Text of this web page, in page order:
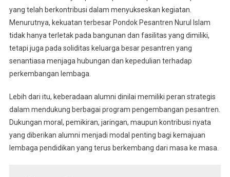
yang telah berkontribusi dalam menyukseskan kegiatan.
Menurutnya, kekuatan terbesar Pondok Pesantren Nurul Islam
tidak hanya terletak pada bangunan dan fasilitas yang dimiliki,
tetapi juga pada soliditas keluarga besar pesantren yang
senantiasa menjaga hubungan dan kepedulian terhadap
perkembangan lembaga.
Lebih dari itu, keberadaan alumni dinilai memiliki peran strategis
dalam mendukung berbagai program pengembangan pesantren.
Dukungan moral, pemikiran, jaringan, maupun kontribusi nyata
yang diberikan alumni menjadi modal penting bagi kemajuan
lembaga pendidikan yang terus berkembang dari masa ke masa.